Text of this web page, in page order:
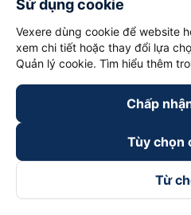
Về chúng tôi
Hỗ trợ
Sử dụng cookie
Vexere dùng cookie để website
xem chi tiết hoặc thay đổi lựa
Quản lý cookie. Tìm hiểu thêm
Chấp
Tùy chọn
Từ